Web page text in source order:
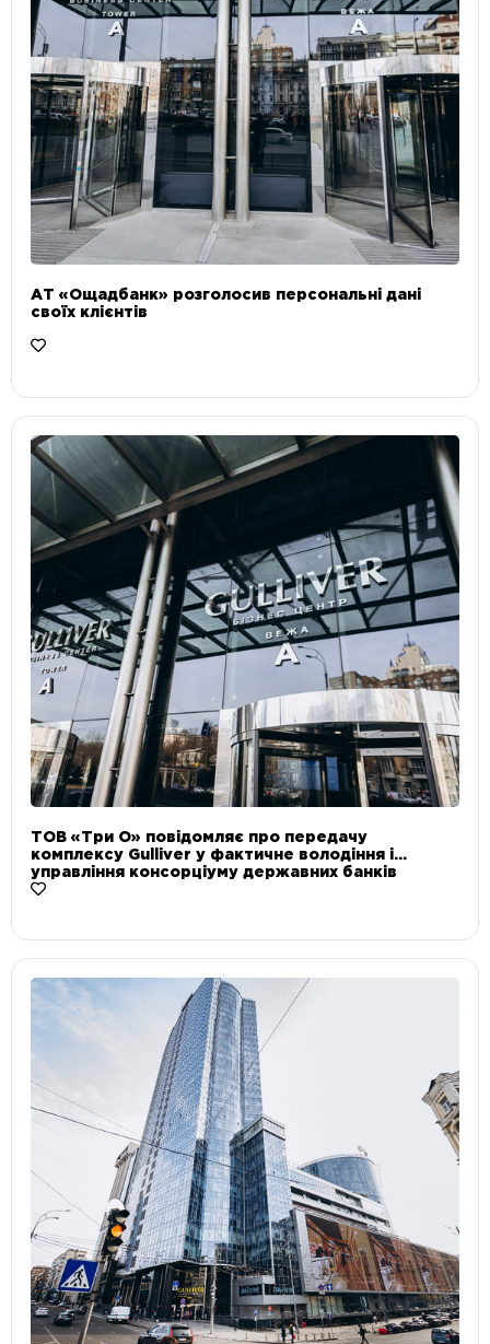
АТ «Ощадбанк» розголосив персональні дані
своїх клієнтів
ТОВ «Три О» повідомляє про передачу
комплексу Gulliver у фактичне володіння і
управління консорціуму державних банків